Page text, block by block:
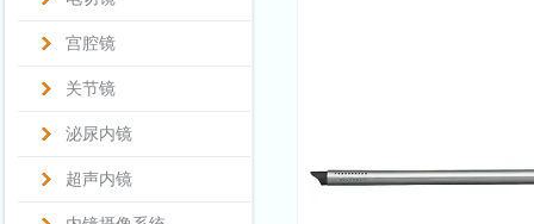
宫腔镜
关节镜
泌尿内镜
超声内镜